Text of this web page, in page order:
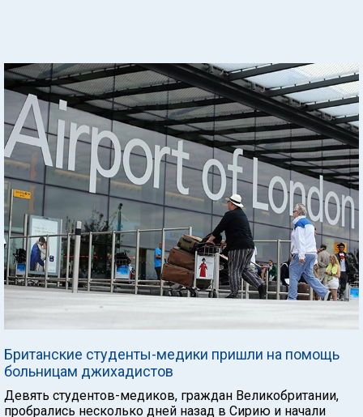
Британские студенты-медики пришли на помощь
больницам джихадистов
Девять студентов-медиков, граждан Великобритании,
пробрались несколько дней назад в Сирию и начали